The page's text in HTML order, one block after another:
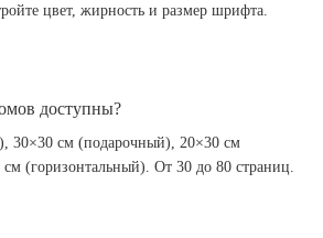
цвет, жирность и размер шрифта.
доступны?
30×30 см (подарочный), 20×30 см
(горизонтальный). От 30 до 80 страниц.